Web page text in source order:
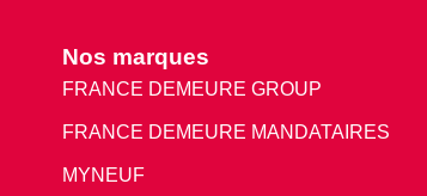
Nos marques
FRANCE DEMEURE GROUP
FRANCE DEMEURE MANDATAIRES
MYNEUF